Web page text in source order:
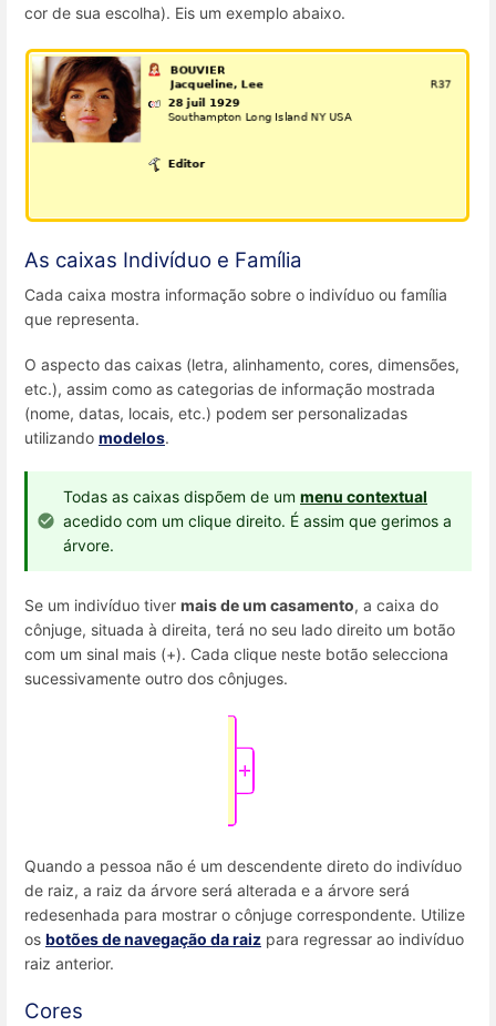
cor de sua escolha). Eis um exemplo abaixo.
As caixas Indivíduo e Família
Cada caixa mostra informação sobre o indivíduo ou família
que representa.
O aspecto das caixas (letra, alinhamento, cores, dimensões,
etc.), assim como as categorias de informação mostrada
(nome, datas, locais, etc.) podem ser personalizadas
utilizando modelos.
Todas as caixas dispõem de um menu contextual
acedido com um clique direito. É assim que gerimos a
árvore.
Se um indivíduo tiver mais de um casamento, a caixa do
cônjuge, situada à direita, terá no seu lado direito um botão
com um sinal mais (+). Cada clique neste botão selecciona
sucessivamente outro dos cônjuges.
Quando a pessoa não é um descendente direto do indivíduo
de raiz, a raiz da árvore será alterada e a árvore será
redesenhada para mostrar o cônjuge correspondente. Utilize
os botões de navegação da raiz para regressar ao indivíduo
raiz anterior.
Cores